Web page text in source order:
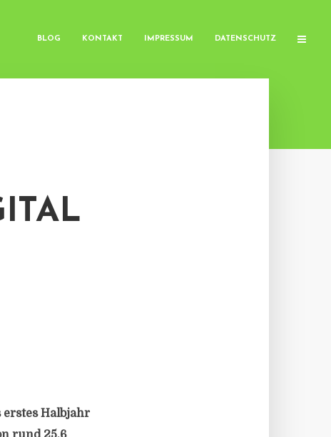
BLOG KONTAKT IMPRESSUM DATENSCHUTZ
Halbjahr